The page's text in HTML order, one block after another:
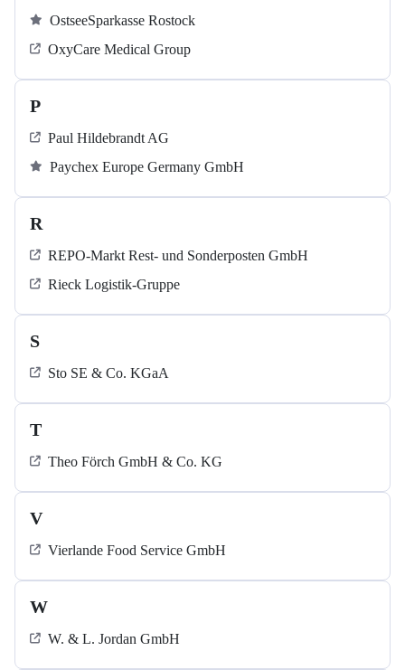
OstseeSparkasse Rostock
OxyCare Medical Group
P
Paul Hildebrandt AG
Paychex Europe Germany GmbH
R
REPO-Markt Rest- und Sonderposten GmbH
Rieck Logistik-Gruppe
S
Sto SE & Co. KGaA
T
Theo Förch GmbH & Co. KG
V
Vierlande Food Service GmbH
W
W. & L. Jordan GmbH